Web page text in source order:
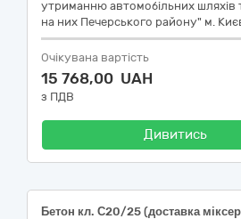
утриманню автомобільних шляхів
на них Печерського району" м.
Очікувана вартість
15 768,00 UAH
з ПДВ
Дивитись
Бетон кл. С20/25 (доставка